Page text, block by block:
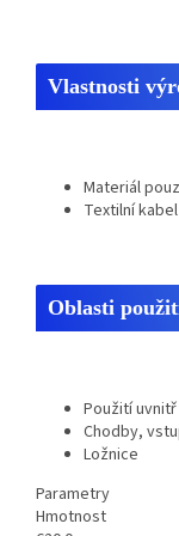
Vlastnosti
Materiál
Textilní kabel
Oblasti
Použití uvnitř
Chodby,
Ložnice
Parametry
Hmotnost